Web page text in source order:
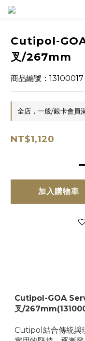
Cutipol-
叉/267mm
商品編號：13100017
全店，一般/銀卡會員
NT$1,120
加入購物車
Cutipol-GOA
叉/
Cutipol結合傳統與